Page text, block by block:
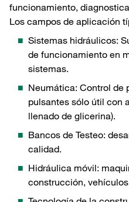
funcionamiento,
Los campos de aplicación
Sistemas hidráulicos:
de funcionamiento en
sistemas.
Neumática: Control de
pulsantes sólo útil con
llenado de glicerina).
Bancos de Testeo:
calidad.
Hidráulica móvil:
construcción,